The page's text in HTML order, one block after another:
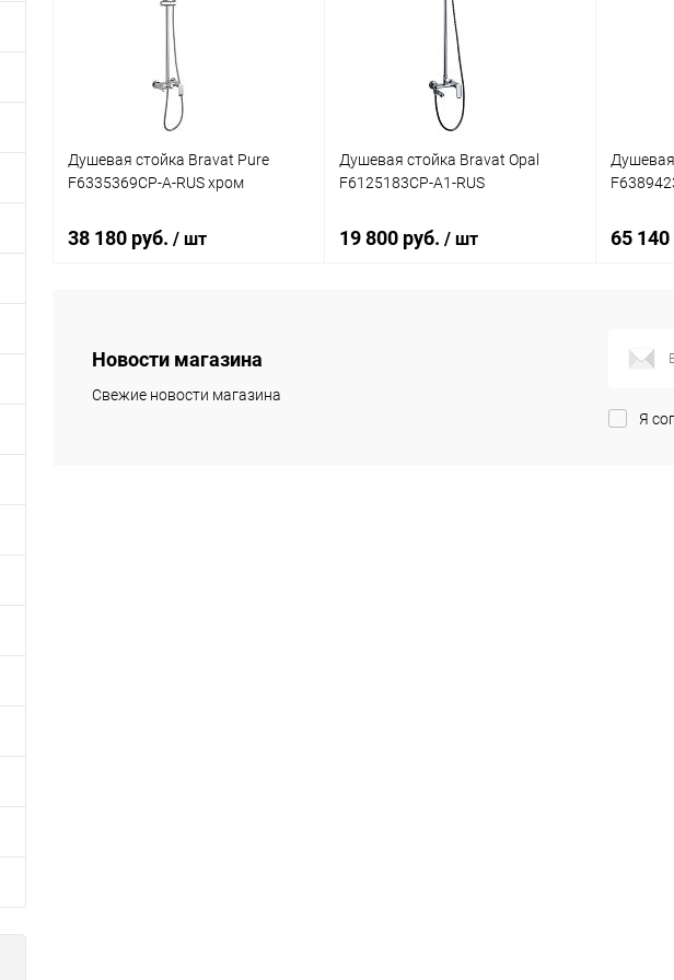
Душевая стойка Bravat Pure
F6335369CP-A-RUS хром
38 180 руб. / шт
Купить в 1 клик
Душевая стойка Bravat Opal
F6125183CP-A1-RUS
19 800 руб. / шт 65 140
В
Новости магазина
Свежие новости магазина
Я